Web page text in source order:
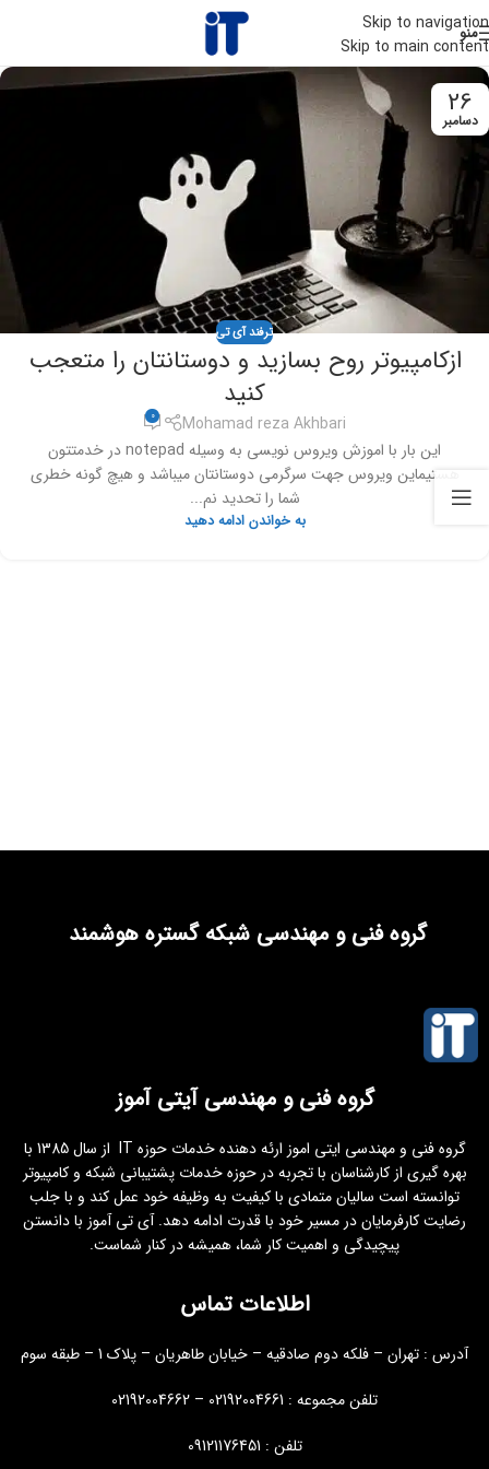
Skip to navigation
Skip to main content
منو
26
دسامبر
ترفند آی تی
ازکامپیوتر روح بسازید و دوستانتان را متعجب
کنید
Mohamad reza Akhbari
0
این بار با اموزش ویروس نویسی به وسیله notepad در خدمتتون
هستیماین ویروس جهت سرگرمی دوستانتان میباشد و هیچ گونه خطری
شما را تحدید نم...
به خواندن ادامه دهید
گروه فنی و مهندسی شبکه گستره هوشمند
گروه فنی و مهندسی آیتی آموز
گروه فنی و مهندسی ایتی اموز ارئه دهنده خدمات حوزه IT از سال 1385 با
بهره گیری از کارشناسان با تجربه در حوزه خدمات پشتیبانی شبکه و کامپیوتر
توانسته است سالیان متمادی با کیفیت به وظیفه خود عمل کند و با جلب
رضایت کارفرمایان در مسیر خود با قدرت ادامه دهد. آی تی آموز با دانستن
پیچیدگی و اهمیت کار شما، همیشه در کنار شماست.
اطلاعات تماس
آدرس : تهران – فلکه دوم صادقیه – خیابان طاهریان – پلاک 1 – طبقه سوم
تلفن مجموعه : 02192004661 – 02192004662
تلفن : 09121176451